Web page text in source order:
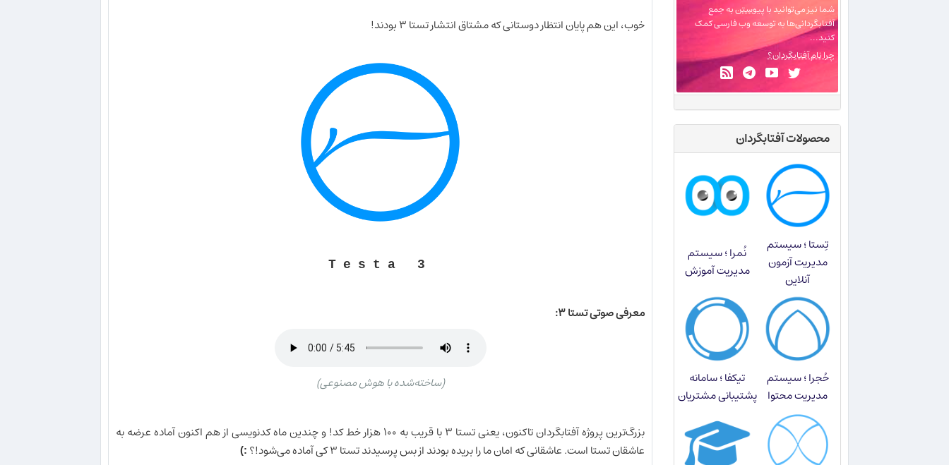
خوب، این هم پایان انتظار دوستانی که مشتاق انتشار تستا ۳ بودند!
Testa 3
معرفی صوتی تستا ۳:
(ساخته‌شده با هوش مصنوعی)
بزرگ‌ترین پروژه آفتابگردان تاکنون، یعنی تستا ۳ با قریب به ۱۰۰ هزار خط کد! و چندین ماه کدنویسی از هم اکنون آماده عرضه به
عاشقان تستا است. عاشقانی که امان ما را بریده بودند از بس پرسیدند تستا ۳ کی آماده می‌شود!؟
:)
شما نیز می‌توانید باپیوستنبه جمع
آفتابگردانی‌ها به توسعه وب فارسی کمک
کنید...
چرا نام آفتابگردان؟
محصولات آفتابگردان
تِستا ؛ سیستم
مدیریت آزمون
آنلاین
نُمرا ؛ سیستم
مدیریت آموزش
حُجرا ؛ سیستم
مدیریت محتوا
تیکفا ؛ سامانه
پشتیبانی مشتریان